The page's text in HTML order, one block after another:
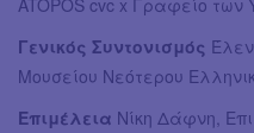
ATOPOS cvc x Γραφείο των
Γενικός Συντονισμός
Μουσείου Νεότερου
Επιμέλεια Νίκη Δάφνη,